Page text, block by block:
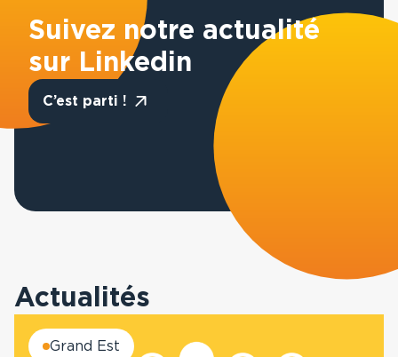
Suivez notre actualité
sur Linkedin
C’est parti !
Actualités
Grand Est